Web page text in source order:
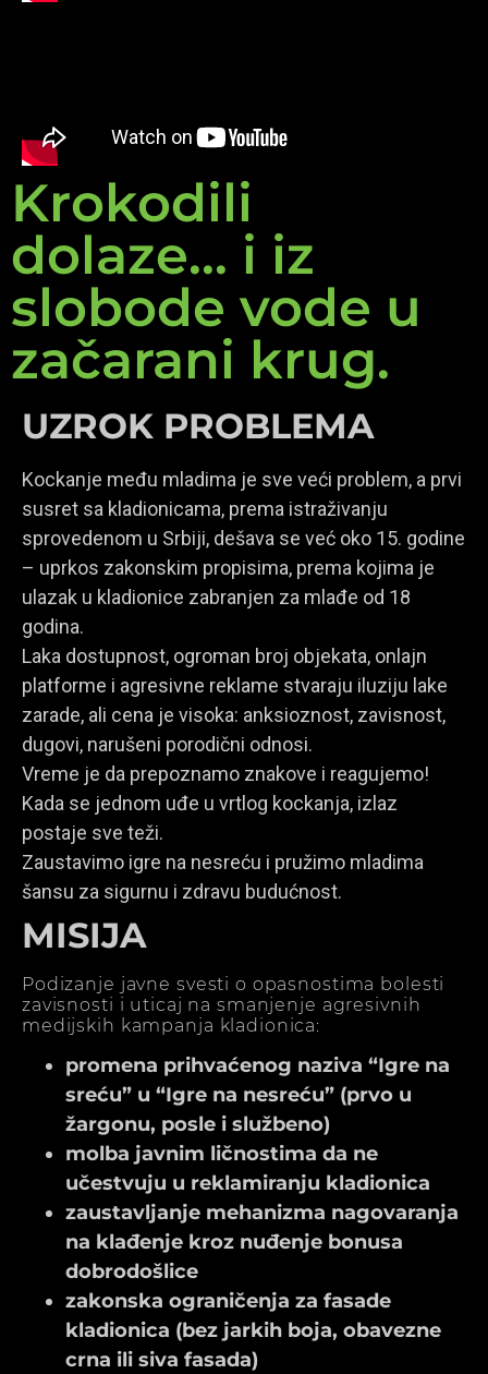
Krokodili
dolaze... i iz
slobode vode u
začarani krug.
UZROK PROBLEMA
Kockanje među mladima je sve veći problem, a prvi
susret sa kladionicama, prema istraživanju
sprovedenom u Srbiji, dešava se već oko 15. godine
– uprkos zakonskim propisima, prema kojima je
ulazak u kladionice zabranjen za mlađe od 18
godina.
Laka dostupnost, ogroman broj objekata, onlajn
platforme i agresivne reklame stvaraju iluziju lake
zarade, ali cena je visoka: anksioznost, zavisnost,
dugovi, narušeni porodični odnosi.
Vreme je da prepoznamo znakove i reagujemo!
Kada se jednom uđe u vrtlog kockanja, izlaz
postaje sve teži.
Zaustavimo igre na nesreću i pružimo mladima
šansu za sigurnu i zdravu budućnost.
MISIJA
Podizanje javne svesti o opasnostima bolesti
zavisnosti i uticaj na smanjenje agresivnih
medijskih kampanja kladionica:
promena prihvaćenog naziva “Igre na
sreću” u “Igre na nesreću” (prvo u
žargonu, posle i službeno)
molba javnim ličnostima da ne
učestvuju u reklamiranju kladionica
zaustavljanje mehanizma nagovaranja
na klađenje kroz nuđenje bonusa
dobrodošlice
zakonska ograničenja za fasade
kladionica (bez jarkih boja, obavezne
crna ili siva fasada)